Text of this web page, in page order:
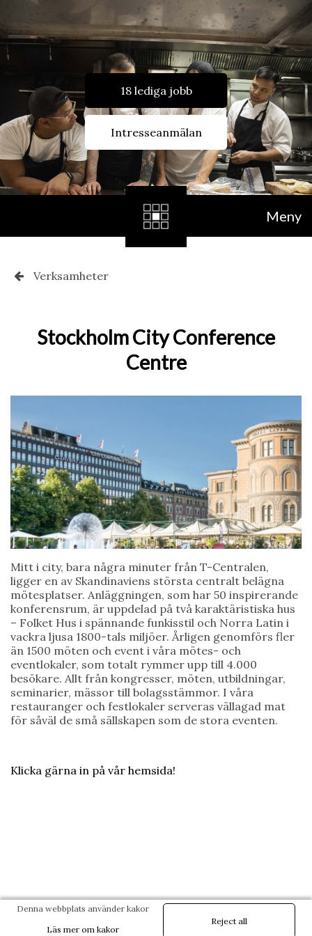
18 lediga jobb
Intresseanmälan
Meny
Verksamheter
Stockholm City Conference
Centre
Mitt i city, bara några minuter från T-Centralen,
ligger en av Skandinaviens största centralt belägna
mötesplatser. Anläggningen, som har 50 inspirerande
konferensrum, är uppdelad på två karaktäristiska hus
– Folket Hus i spännande funkisstil och Norra Latin i
vackra ljusa 1800-tals miljöer. Årligen genomförs fler
än 1500 möten och event i våra mötes- och
eventlokaler, som totalt rymmer upp till 4.000
besökare. Allt från kongresser, möten, utbildningar,
seminarier, mässor till bolagsstämmor. I våra
restauranger och festlokaler serveras vällagad mat
för såväl de små sällskapen som de stora eventen.
Klicka gärna in på vår hemsida!
Denna webbplats använder kakor
Läs mer om kakor
Reject all